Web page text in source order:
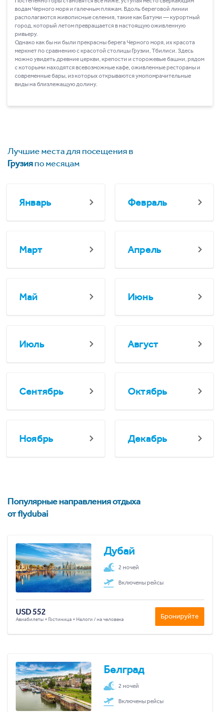
водам Черного моря и галечным пляжам. Вдоль береговой линии
располагаются живописные селения, такие как Батуми ― курортный
город, который летом превращается в настоящую оживленную
ривьеру.
Однако как бы ни были прекрасны берега Черного моря, их красота
меркнет по сравнению с красотой столицы Грузии, Тбилиси. Здесь
можно увидеть древние церкви, крепости и сторожевые башни, рядом
с которыми находятся всевозможные кафе, оживленные рестораны и
современные бары, из которых открываются умопомрачительные
виды на близлежащую долину.
Лучшие места для посещения в
Грузияпо месяцам
Январь Февраль
Март Апрель
Май Июнь
Июль Август
Сентябрь Октябрь
Ноябрь Декабрь
Популярные направления отдыха
от flydubai
Дубай
2 ночей
Включены рейсы
USD 552
Авиабилеты + Гостиница + Налоги / на человека Бронируйте
Белград
2 ночей
Включены рейсы